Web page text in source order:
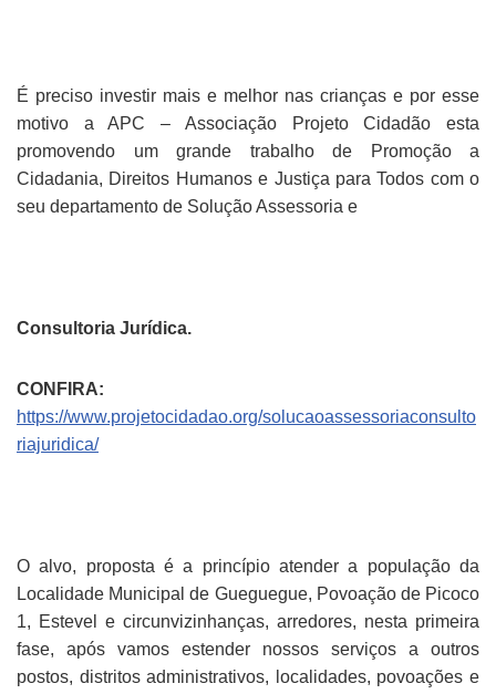
É preciso investir mais e melhor nas crianças e por esse
motivo a APC – Associação Projeto Cidadão esta
promovendo um grande trabalho de Promoção a
Cidadania, Direitos Humanos e Justiça para Todos com o
seu departamento de Solução Assessoria e
Consultoria Jurídica.
CONFIRA:
https://www.projetocidadao.org/solucaoassessoriaconsulto
riajuridica/
O alvo, proposta é a princípio atender a população da
Localidade Municipal de Gueguegue, Povoação de Picoco
1, Estevel e circunvizinhanças, arredores, nesta primeira
fase, após vamos estender nossos serviços a outros
postos, distritos administrativos, localidades, povoações e